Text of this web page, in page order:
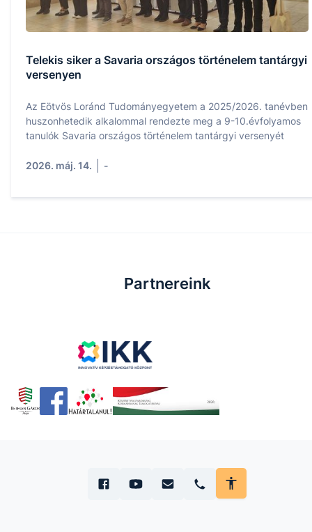
Telekis siker a Savaria országos történelem tantárgyi
versenyen
Az Eötvös Loránd Tudományegyetem a 2025/2026. tanévben
huszonhetedik alkalommal rendezte meg a 9-10.évfolyamos
tanulók Savaria országos történelem tantárgyi versenyét
2026. máj. 14. -
Partnereink